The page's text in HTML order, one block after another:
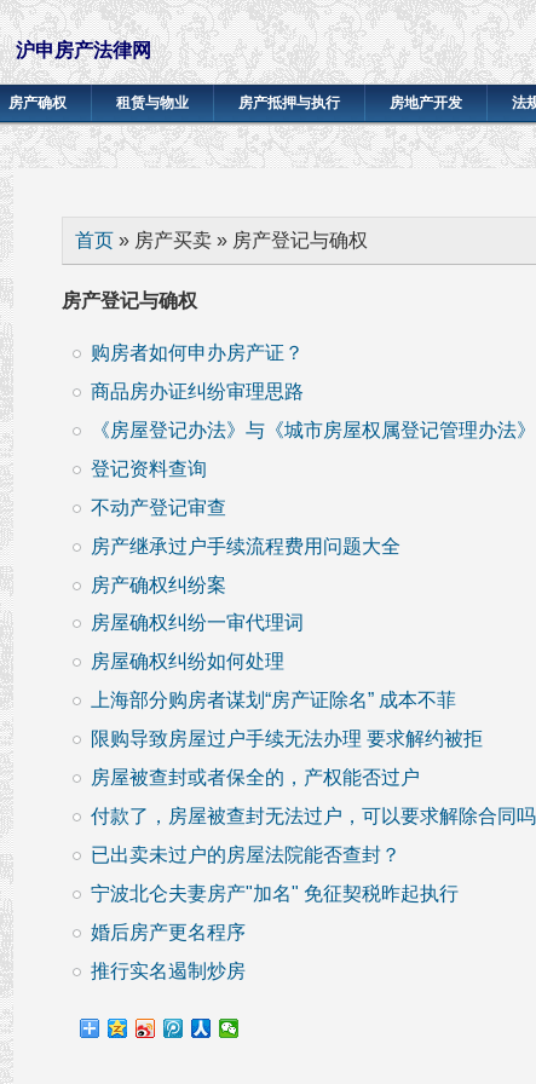
沪申房产法律网
房产确权 租赁与物业 房产抵押与执行 房地产开发 法
你在这里
首页 » 房产买卖 » 房产登记与确权
房产登记与确权
购房者如何申办房产证？
商品房办证纠纷审理思路
《房屋登记办法》与《城市房屋权属登记管理办法
登记资料查询
不动产登记审查
房产继承过户手续流程费用问题大全
房产确权纠纷案
房屋确权纠纷一审代理词
房屋确权纠纷如何处理
上海部分购房者谋划“房产证除名” 成本不菲
限购导致房屋过户手续无法办理 要求解约被拒
房屋被查封或者保全的，产权能否过户
付款了，房屋被查封无法过户，可以要求解除合同
已出卖未过户的房屋法院能否查封？
宁波北仑夫妻房产"加名" 免征契税昨起执行
婚后房产更名程序
推行实名遏制炒房